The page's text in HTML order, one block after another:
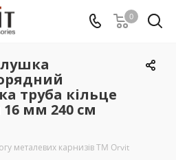
0
труба кільце
мм 240 см
металевих карнизів TM Orvit